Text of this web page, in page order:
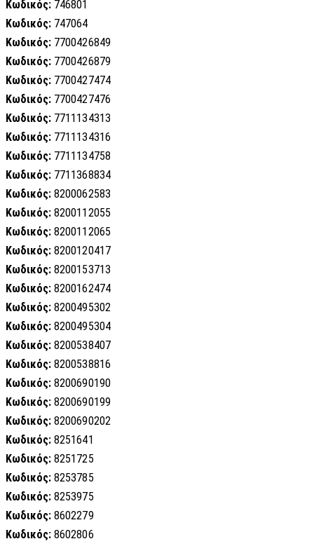
Κωδικός: 746801
Κωδικός: 747064
Κωδικός: 7700426849
Κωδικός: 7700426879
Κωδικός: 7700427474
Κωδικός: 7700427476
Κωδικός: 7711134313
Κωδικός: 7711134316
Κωδικός: 7711134758
Κωδικός: 7711368834
Κωδικός: 8200062583
Κωδικός: 8200112055
Κωδικός: 8200112065
Κωδικός: 8200120417
Κωδικός: 8200153713
Κωδικός: 8200162474
Κωδικός: 8200495302
Κωδικός: 8200495304
Κωδικός: 8200538407
Κωδικός: 8200538816
Κωδικός: 8200690190
Κωδικός: 8200690199
Κωδικός: 8200690202
Κωδικός: 8251641
Κωδικός: 8251725
Κωδικός: 8253785
Κωδικός: 8253975
Κωδικός: 8602279
Κωδικός: 8602806